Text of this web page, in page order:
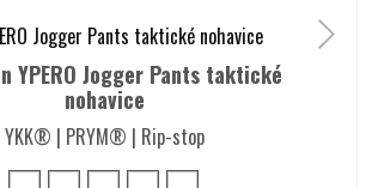
YPERO Jogger Pants taktické
nohavice
YKK® | PRYM® | Rip-stop